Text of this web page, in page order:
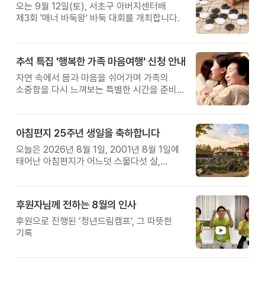
오는 9월 12일(토), 서초구 아버지센터배
제3회 '매너 바둑왕' 바둑 대회를 개최합니다.
추석 특집 '행복한 가족 마음여행' 신청 안내
자연 속에서 몸과 마음을 쉬어가며 가족의
소중함을 다시 느껴보는 특별한 시간을 준비해
아침편지 25주년 생일을 축하합니다
오늘은 2026년 8월 1일, 2001년 8월 1일에
태어난 아침편지가 어느덧 스물다섯 살,
후원자님께 전하는 8월의 인사
후원으로 진행된 ‘청년드림캠프’, 그 따뜻한
기록